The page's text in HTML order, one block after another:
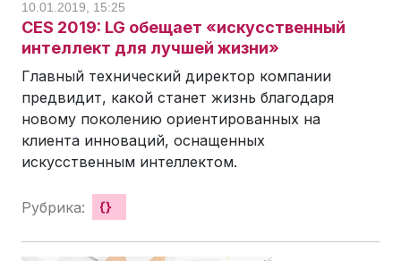
10.01.2019, 15:25
CES 2019: LG обещает «искусственный
интеллект для лучшей жизни»
Главный технический директор компании
предвидит, какой станет жизнь благодаря
новому поколению ориентированных на
клиента инноваций, оснащенных
искусственным интеллектом.
Рубрика: {}